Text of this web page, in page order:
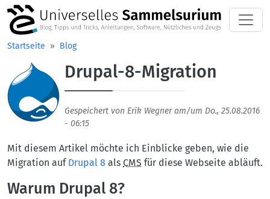
Direkt zum Inhalt
Startseite Blog
Drupal-8-Migration
Aufmacherbild
Gespeichert von Erik Wegneram/um Do., 25.08.2016
- 06:15
Mit diesem Artikel möchte ich Einblicke geben, wie die
Migration auf Drupal 8 als CMS für diese Webseite abläuft.
Warum Drupal 8?